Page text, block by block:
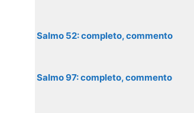
Salmo 52: completo, commento
Salmo 97: completo, commento